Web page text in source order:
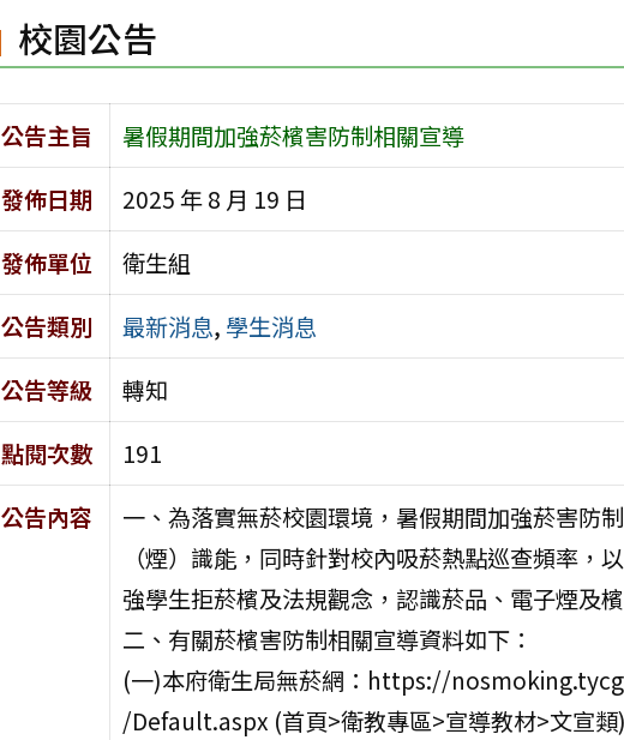
校園公告
公告主旨
暑假期間加強菸檳害防制相關宣導
發佈日期
2025 年 8 月 19 日
發佈單位
衛生組
公告類別
最新消息, 學生消息
公告等級
轉知
點閱次數
191
公告內容
一、為落實無菸校園環境，暑假期間加強菸害防
（煙）識能，同時針對校內吸菸熱點巡查頻率
強學生拒菸檳及法規觀念，認識菸品、電子煙及
二、有關菸檳害防制相關宣導資料如下：
(一)本府衛生局無菸網：https://
/Default.aspx (首頁>衛教專區>宣導教材>文宣